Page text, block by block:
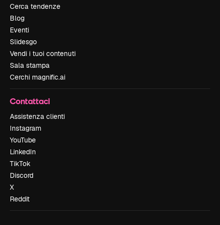
Cerca tendenze
Blog
Eventi
Slidesgo
Vendi i tuoi contenuti
Sala stampa
Cerchi magnific.ai
Contattaci
Assistenza clienti
Instagram
YouTube
LinkedIn
TikTok
Discord
X
Reddit